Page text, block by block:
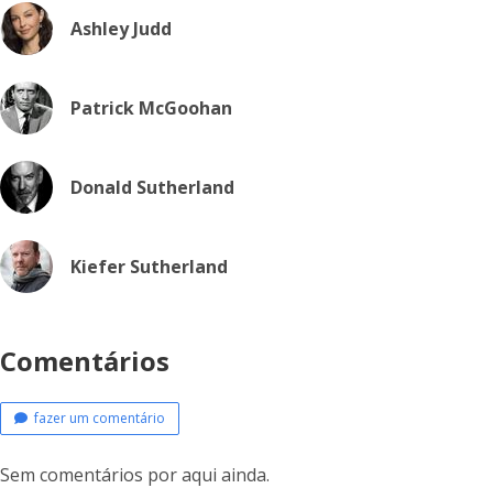
Ashley Judd
Patrick McGoohan
Donald Sutherland
Kiefer Sutherland
Comentários
fazer um comentário
Sem comentários por aqui ainda.